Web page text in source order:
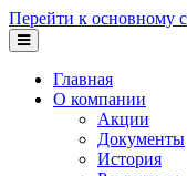
Перейти к основному
Главная
О компании
Акции
Документы
История